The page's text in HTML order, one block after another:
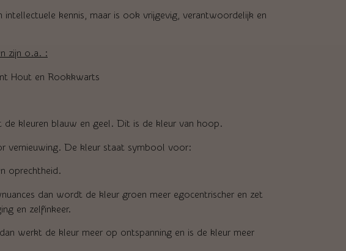
kennis, maar is ook vrijgevig, verantwoordelijk en
zijn o.a. :
Hout en Rookkwarts
kleuren blauw en geel. Dit is de kleur van hoop.
vernieuwing. De kleur staat symbool voor:
oprechtheid.
dan wordt de kleur groen meer egocentrischer en zet
en zelfinkeer.
werkt de kleur meer op ontspanning en is de kleur meer